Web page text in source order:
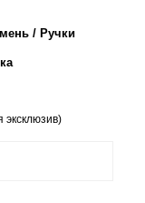
/ Ручки
эксклюзив)